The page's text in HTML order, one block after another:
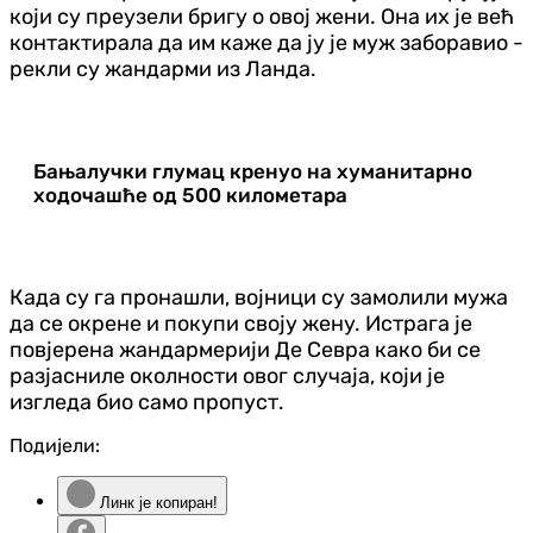
који су преузели бригу о овој жени. Она их је већ
контактирала да им каже да ју је муж заборавио -
рекли су жандарми из Ланда.
Бањалучки глумац кренуо на хуманитарно
ходочашће од 500 километара
Када су га пронашли, војници су замолили мужа
да се окрене и покупи своју жену. Истрага је
повјерена жандармерији Де Севра како би се
разјасниле околности овог случаја, који је
изгледа био само пропуст.
Подијели:
Линк је копиран!